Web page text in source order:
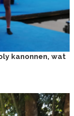
kanonnen, wat